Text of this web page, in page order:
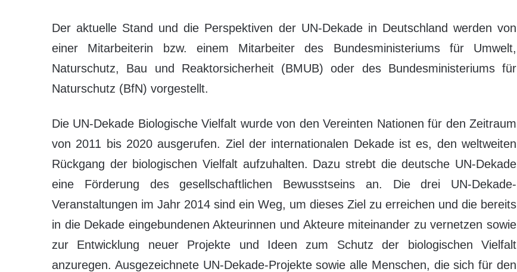
Der aktuelle Stand und die Perspektiven der UN-Dekade in Deutschland werden von
einer Mitarbeiterin bzw. einem Mitarbeiter des Bundesministeriums für Umwelt,
Naturschutz, Bau und Reaktorsicherheit (BMUB) oder des Bundesministeriums für
Naturschutz (BfN) vorgestellt.
Die UN-Dekade Biologische Vielfalt wurde von den Vereinten Nationen für den Zeitraum
von 2011 bis 2020 ausgerufen. Ziel der internationalen Dekade ist es, den weltweiten
Rückgang der biologischen Vielfalt aufzuhalten. Dazu strebt die deutsche UN-Dekade
eine Förderung des gesellschaftlichen Bewusstseins an. Die drei UN-Dekade-
Veranstaltungen im Jahr 2014 sind ein Weg, um dieses Ziel zu erreichen und die bereits
in die Dekade eingebundenen Akteurinnen und Akteure miteinander zu vernetzen sowie
zur Entwicklung neuer Projekte und Ideen zum Schutz der biologischen Vielfalt
anzuregen. Ausgezeichnete UN-Dekade-Projekte sowie alle Menschen, die sich für den